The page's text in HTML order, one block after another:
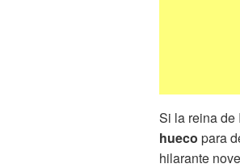
Si la reina de
hueco para
hilarante